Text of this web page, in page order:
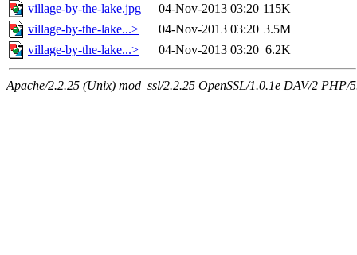
village-by-the-lake.jpg
04-Nov-2013 03:20 115K
village-by-the-lake...>
04-Nov-2013 03:20 3.5M
village-by-the-lake...>
04-Nov-2013 03:20 6.2K
Apache/2.2.25 (Unix) mod_ssl/2.2.25 OpenSSL/1.0.1e DAV/2